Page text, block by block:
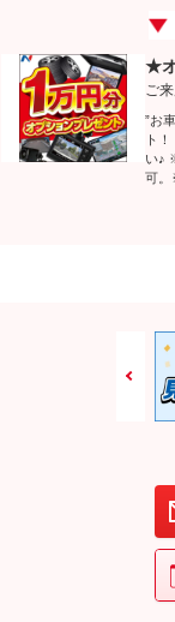
★オ
ご
”お
ト
い♪
可。